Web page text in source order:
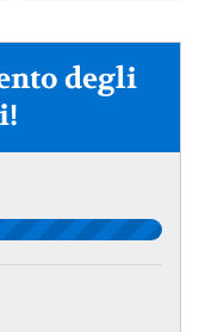
degli